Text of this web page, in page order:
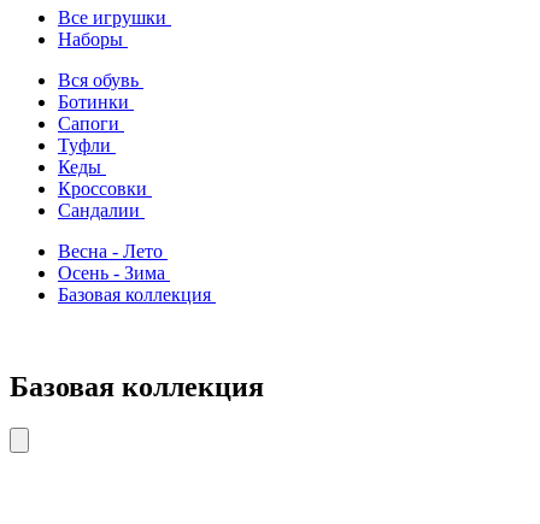
Все игрушки
Наборы
Вся обувь
Ботинки
Сапоги
Туфли
Кеды
Кроссовки
Сандалии
Весна - Лето
Осень - Зима
Базовая коллекция
Базовая коллекция